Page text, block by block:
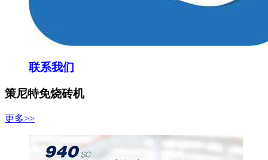
联系我们
策尼特免烧砖机
更多>>